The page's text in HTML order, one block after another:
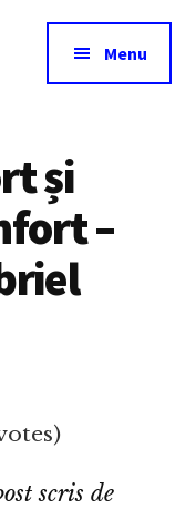
Menu
și
–
scris de